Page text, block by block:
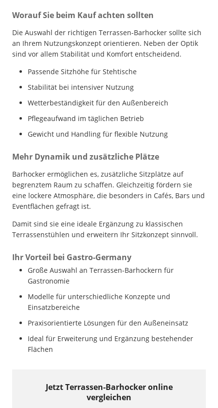
Worauf Sie beim Kauf achten sollten
Die Auswahl der richtigen Terrassen-Barhocker sollte sich
an Ihrem Nutzungskonzept orientieren. Neben der Optik
sind vor allem Stabilität und Komfort entscheidend.
Passende Sitzhöhe für Stehtische
Stabilität bei intensiver Nutzung
Wetterbeständigkeit für den Außenbereich
Pflegeaufwand im täglichen Betrieb
Gewicht und Handling für flexible Nutzung
Mehr Dynamik und zusätzliche Plätze
Barhocker ermöglichen es, zusätzliche Sitzplätze auf
begrenztem Raum zu schaffen. Gleichzeitig fördern sie
eine lockere Atmosphäre, die besonders in Cafés, Bars und
Eventflächen gefragt ist.
Damit sind sie eine ideale Ergänzung zu klassischen
Terrassenstühlen und erweitern Ihr Sitzkonzept sinnvoll.
Ihr Vorteil bei Gastro-Germany
Große Auswahl an Terrassen-Barhockern für
Gastronomie
Modelle für unterschiedliche Konzepte und
Einsatzbereiche
Praxisorientierte Lösungen für den Außeneinsatz
Ideal für Erweiterung und Ergänzung bestehender
Flächen
Jetzt Terrassen-Barhocker online
vergleichen